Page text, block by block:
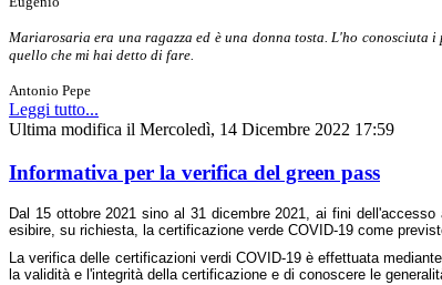
Mariarosaria era una ragazza ed è una donna tosta. L'ho
quello che mi hai detto di fare.
Antonio Pepe
Leggi tutto...
Ultima modifica il Mercoledì, 14 Dicembre 2022 17:59
Informativa per la verifica del green pass
Dal 15 ottobre 2021 sino al 31 dicembre 2021, ai fini
esibire, su richiesta, la certificazione verde COVID-19 come
La verifica delle certificazioni verdi COVID-19 è effettuata
la validità e l'integrità della certificazione e di conoscere le